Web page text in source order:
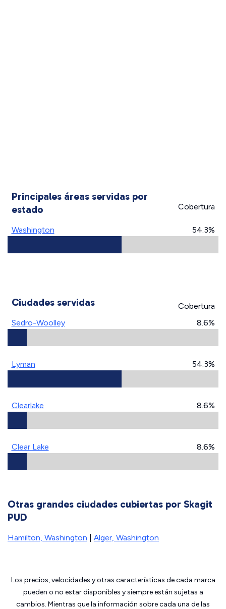
Principales áreas servidas por
estado
Cobertura
Washington 54.3%
Ciudades servidas
Cobertura
Sedro-Woolley
8.6%
Lyman 54.3%
Clearlake 8.6%
Clear Lake 8.6%
Otras grandes ciudades cubiertas por Skagit
PUD
Hamilton, Washington Alger, Washington
Los precios, velocidades y otras características de cada marca
pueden o no estar disponibles y siempre están sujetas a
cambios. Mientras que la información sobre cada una de las